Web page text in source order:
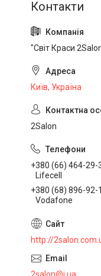
"Світ Краси
Київ, Україна
2Salon
+380 (66) 464-29-
Lifecell
+380 (68) 896-92-
Vodafone
http://
2salon@i.ua